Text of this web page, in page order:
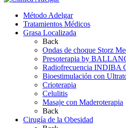
Método Adelgar
Tratamientos Médicos
Grasa Localizada
Back
Ondas de choque Storz
Presoterapia by
Radiofrecuencia INDIBA
Bioestimulación con
Crioterapia
Celulitis
Masaje con Maderoterapia
Back
Cirugía de la Obesidad